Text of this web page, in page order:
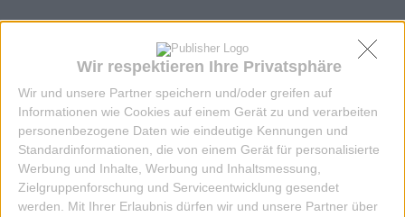
Wir respektieren Ihre Privatsphäre
Wir und unsere Partner speichern und/oder greifen auf
Informationen wie Cookies auf einem Gerät zu und verarbeiten
personenbezogene Daten wie eindeutige Kennungen und
Standardinformationen, die von einem Gerät für personalisierte
Werbung und Inhalte, Werbung und Inhaltsmessung,
Zielgruppenforschung und Serviceentwicklung gesendet
werden. Mit Ihrer Erlaubnis dürfen wir und unsere Partner über
KLAPPKARTE U EHE & FAM LEOLD
3,30 EUR
ZUM ARTIKEL